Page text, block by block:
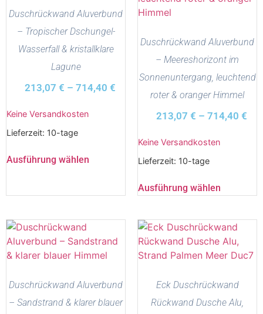
Duschrückwand Aluverbund
– Tropischer Dschungel-
Wasserfall & kristallklare
Lagune
213,07 € – 714,40 €
Keine Versandkosten
Lieferzeit: 10-tage
Ausführung wählen
Duschrückwand Aluverbund
– Meereshorizont im
Sonnenuntergang, leuchtend
roter & oranger Himmel
213,07 € – 714,40 €
Keine Versandkosten
Lieferzeit: 10-tage
Ausführung wählen
Duschrückwand Aluverbund
– Sandstrand & klarer blauer
Eck Duschrückwand
Rückwand Dusche Alu,